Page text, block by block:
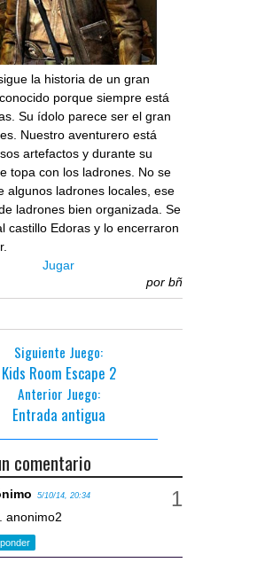
la historia de un gran
porque siempre está
Su ídolo parece ser el gran
Nuestro aventurero está
artefactos y durante su
topa con los ladrones. No se
algunos ladrones locales, ese
ladrones bien organizada. Se
castillo Edoras y lo encerraron
Jugar
por bñ
Siguiente Juego:
Kids Room Escape 2
Anterior Juego:
Entrada antigua
comentario
5/10/14, 20:34
anonimo2